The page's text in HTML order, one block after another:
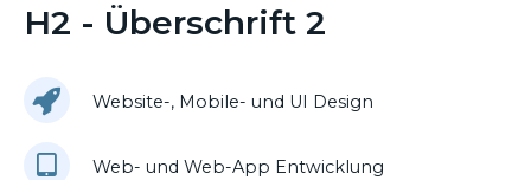
H2 - Überschrift 2
Website-, Mobile- und UI Design
Web- und Web-App Entwicklung